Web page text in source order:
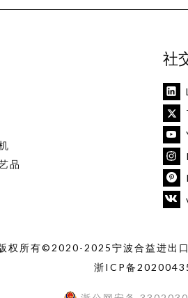
品
社
权所有©2020-2025宁波合益进出
浙ICP备